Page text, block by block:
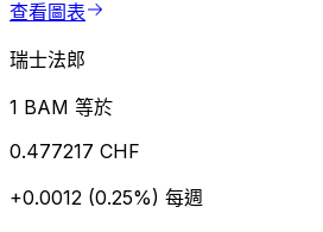
查看圖表
瑞士法郎
1 BAM 等於
0.477217 CHF
+0.0012 (0.25%) 每週